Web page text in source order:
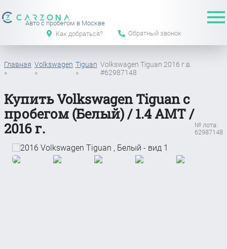
Авто с пробегом в Москве
Как добраться?
Обратный звонок
Главная
»
Volkswagen
»
Tiguan
»
Volkswagen Tiguan 2016 г.в.
#62987148
Купить Volkswagen Tiguan с
пробегом (Белый) / 1.4 АМТ /
2016 г.
№ лота:
62987148